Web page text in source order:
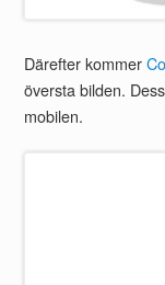
Därefter kommer
översta bilden.
mobilen.